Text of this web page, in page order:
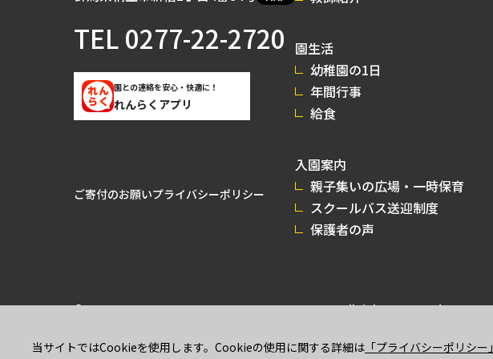
TEL0277-22-2720
園との連絡を安心・快適に！
れんらくアプリ
ご寄付のお願いプライバシーポリシー
園生活
幼稚園の1日
年間行事
給食
入園案内
親子集いの広場・一時保育
スクールバス送迎制度
保護者の声
© 2026 GUNMA MIRAI UNIVERSITY KINDERGARTEN All rights reserved.
当サイトではCookieを使用します。Cookieの使用に関する詳細は 「プライバシーポリシー」